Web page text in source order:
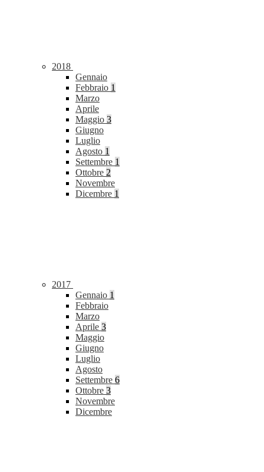
2018
Gennaio
Febbraio 1
Marzo
Aprile
Maggio 3
Giugno
Luglio
Agosto 1
Settembre 1
Ottobre 2
Novembre
Dicembre 1
2017
Gennaio 1
Febbraio
Marzo
Aprile 3
Maggio
Giugno
Luglio
Agosto
Settembre 6
Ottobre 3
Novembre
Dicembre